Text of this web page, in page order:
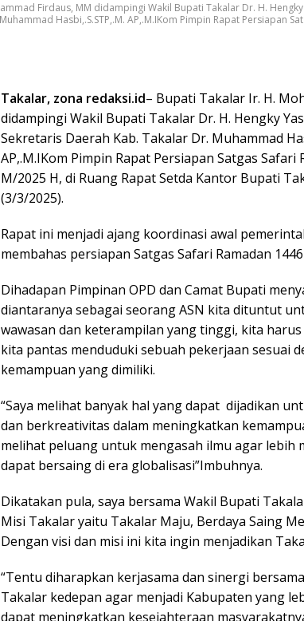
Firdaus, MM didampingi Wakil Bupati Takalar Dr. H. Hengky
Hasbi,.S.STP,.M. AP,.M.IKom Pimpin Rapat Persiapan
Takalar, zona redaksi.id– Bupati Takalar Ir. H.
didampingi Wakil Bupati Takalar Dr. H. Hengky
Sekretaris Daerah Kab. Takalar Dr. Muhammad
AP,.M.IKom Pimpin Rapat Persiapan Satgas Safari
M/2025 H, di Ruang Rapat Setda Kantor Bupati
(3/3/2025).
Rapat ini menjadi ajang koordinasi awal
membahas persiapan Satgas Safari Ramadan
Dihadapan Pimpinan OPD dan Camat Bupati
diantaranya sebagai seorang ASN kita dituntut
wawasan dan keterampilan yang tinggi, kita
kita pantas menduduki sebuah pekerjaan sesuai
kemampuan yang dimiliki.
“Saya melihat banyak hal yang dapat dijadikan
dan berkreativitas dalam meningkatkan
melihat peluang untuk mengasah ilmu agar lebih
dapat bersaing di era globalisasi”Imbuhnya.
Dikatakan pula, saya bersama Wakil Bupati
Misi Takalar yaitu Takalar Maju, Berdaya Saing
Dengan visi dan misi ini kita ingin menjadikan
“Tentu diharapkan kerjasama dan sinergi
Takalar kedepan agar menjadi Kabupaten yang
dapat meningkatkan kesejahteraan